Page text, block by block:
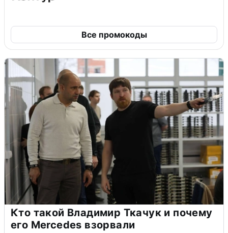
Все промокоды
Кто такой Владимир Ткачук и почему
его Mercedes взорвали